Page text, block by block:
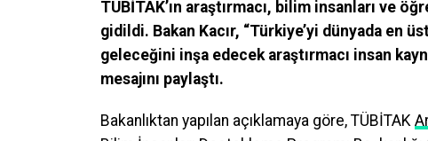
TÜBİTAK’ın araştırmacı, bilim insanları ve
gidildi. Bakan Kacır, “Türkiye’yi dünyada en
geleceğini inşa edecek araştırmacı insan
mesajını paylaştı.
Bakanlıktan yapılan açıklamaya göre, TÜBİTAK